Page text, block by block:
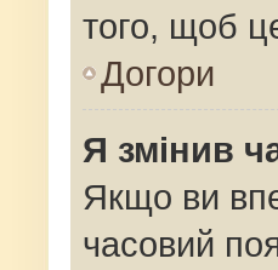
того, щоб
Догори
Я змінив
Якщо ви
часовий